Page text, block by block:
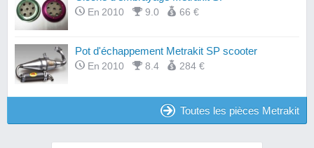
En 2010 9.0 66 €
Pot d'échappement Metrakit SP scooter
En 2010 8.4 284 €
Toutes les pièces Metrakit